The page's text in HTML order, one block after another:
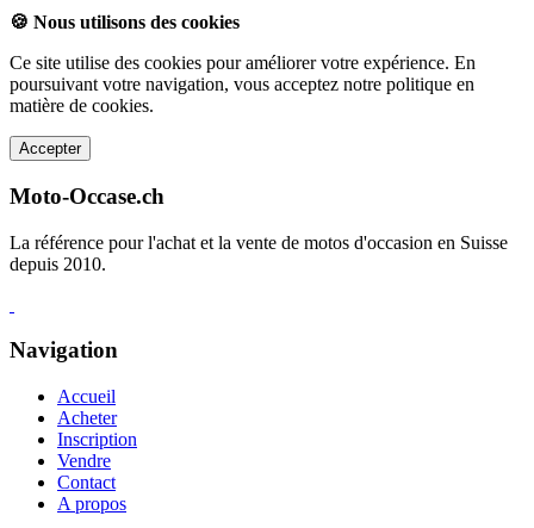
🍪 Nous utilisons des cookies
Ce site utilise des cookies pour améliorer votre expérience. En
poursuivant votre navigation, vous acceptez notre politique en
matière de cookies.
Accepter
Moto-Occase.ch
La référence pour l'achat et la vente de motos d'occasion en Suisse
depuis 2010.
Navigation
Accueil
Acheter
Inscription
Vendre
Contact
A propos